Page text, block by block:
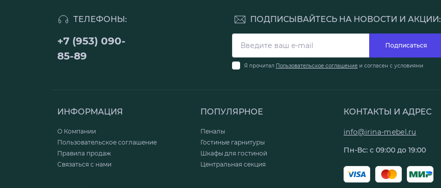
ТЕЛЕФОНЫ:
+7 (953) 090-
85-89
ПОДПИСЫВАЙТЕСЬ НА НОВОСТИ И АКЦИИ:
Подписаться
Я прочитал Пользовательское соглашение и согласен с условиями
ИНФОРМАЦИЯ
О Компании
Пользовательское соглашение
Правила продаж
Связаться с нами
ПОПУЛЯРНОЕ
Пеналы
Гостиные гарнитуры
Шкафы для гостиной
Центральная секция
КОНТАКТЫ И АДРЕС
info@irina-mebel.ru
Пн-Вс: с 09:00 до 19:00